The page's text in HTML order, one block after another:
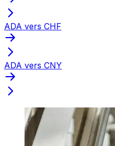
ADA vers CHF
ADA vers CNY